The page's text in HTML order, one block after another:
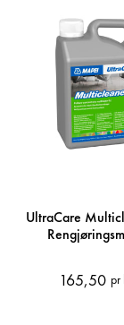
UltraCare
165,50 pr